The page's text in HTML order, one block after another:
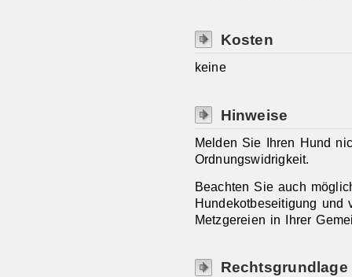
Kosten
keine
Hinweise
Melden Sie Ihren Hund
Ordnungswidrigkeit.
Beachten Sie auch
Hundekotbeseitigung und
Metzgereien in Ihrer
Rechtsgrundlage